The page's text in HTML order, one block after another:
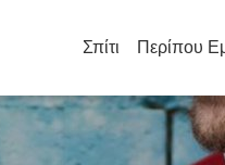
Σπίτι Περίπου